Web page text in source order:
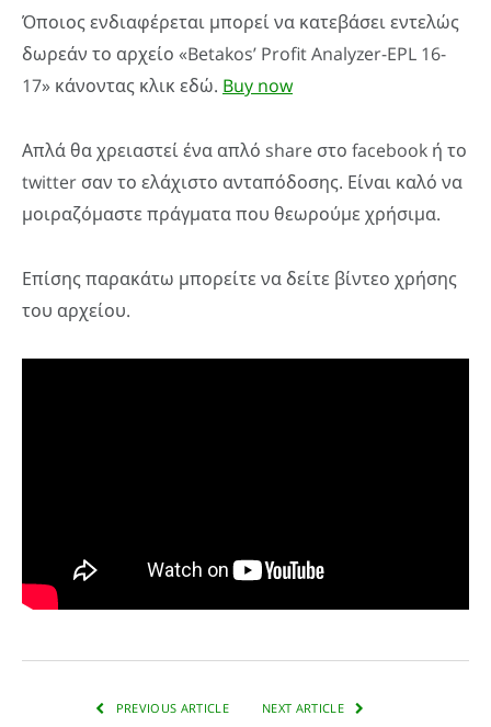
Όποιος ενδιαφέρεται μπορεί να κατεβάσει εντελώς
δωρεάν το αρχείο «Betakos’ Profit Analyzer-EPL 16-
17» κάνοντας κλικ εδώ. Buy now
Απλά θα χρειαστεί ένα απλό share στο facebook ή το
twitter σαν το ελάχιστο ανταπόδοσης. Είναι καλό να
μοιραζόμαστε πράγματα που θεωρούμε χρήσιμα.
Επίσης παρακάτω μπορείτε να δείτε βίντεο χρήσης
του αρχείου.
PREVIOUS ARTICLE NEXT ARTICLE